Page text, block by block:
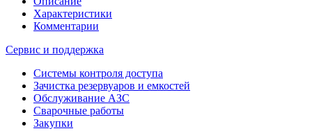
Характеристики
Комментарии
Сервис и поддержка
Системы контроля доступа
Зачистка резервуаров и емкостей
Обслуживание АЗС
Сварочные работы
Закупки